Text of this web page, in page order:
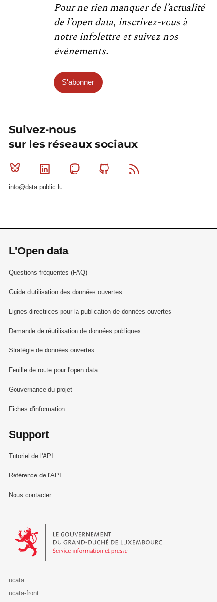
Pour ne rien manquer de l’actualité
de l’open data, inscrivez-vous à
notre infolettre et suivez nos
événements.
S'abonner
Suivez-nous
sur les réseaux sociaux
Bluesky Linkedin MastodonGithub
info@data.public.lu
L'Open data
Questions fréquentes (FAQ)
Guide d'utilisation des données ouvertes
Lignes directrices pour la publication de données ouvertes
Demande de réutilisation de données publiques
Stratégie de données ouvertes
Feuille de route pour l'open data
Gouvernance du projet
Fiches d'information
Support
Tutoriel de l'API
Référence de l'API
Nous contacter
Le Gouvernement du Grand-Duché de Luxembourg - Service
udata
udata-front